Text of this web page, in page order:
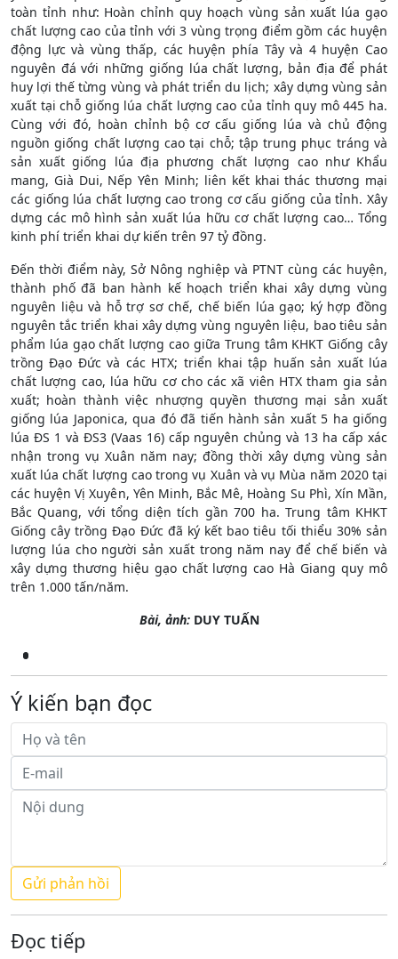
toàn tỉnh như: Hoàn chỉnh quy hoạch vùng sản xuất lúa gạo
chất lượng cao của tỉnh với 3 vùng trọng điểm gồm các huyện
động lực và vùng thấp, các huyện phía Tây và 4 huyện Cao
nguyên đá với những giống lúa chất lượng, bản địa để phát
huy lợi thế từng vùng và phát triển du lịch; xây dựng vùng sản
xuất tại chỗ giống lúa chất lượng cao của tỉnh quy mô 445 ha.
Cùng với đó, hoàn chỉnh bộ cơ cấu giống lúa và chủ động
nguồn giống chất lượng cao tại chỗ; tập trung phục tráng và
sản xuất giống lúa địa phương chất lượng cao như Khẩu
mang, Già Dui, Nếp Yên Minh; liên kết khai thác thương mại
các giống lúa chất lượng cao trong cơ cấu giống của tỉnh. Xây
dựng các mô hình sản xuất lúa hữu cơ chất lượng cao… Tổng
kinh phí triển khai dự kiến trên 97 tỷ đồng.
Đến thời điểm này, Sở Nông nghiệp và PTNT cùng các huyện,
thành phố đã ban hành kế hoạch triển khai xây dựng vùng
nguyên liệu và hỗ trợ sơ chế, chế biến lúa gạo; ký hợp đồng
nguyên tắc triển khai xây dựng vùng nguyên liệu, bao tiêu sản
phẩm lúa gạo chất lượng cao giữa Trung tâm KHKT Giống cây
trồng Đạo Đức và các HTX; triển khai tập huấn sản xuất lúa
chất lượng cao, lúa hữu cơ cho các xã viên HTX tham gia sản
xuất; hoàn thành việc nhượng quyền thương mại sản xuất
giống lúa Japonica, qua đó đã tiến hành sản xuất 5 ha giống
lúa ĐS 1 và ĐS3 (Vaas 16) cấp nguyên chủng và 13 ha cấp xác
nhận trong vụ Xuân năm nay; đồng thời xây dựng vùng sản
xuất lúa chất lượng cao trong vụ Xuân và vụ Mùa năm 2020 tại
các huyện Vị Xuyên, Yên Minh, Bắc Mê, Hoàng Su Phì, Xín Mần,
Bắc Quang, với tổng diện tích gần 700 ha. Trung tâm KHKT
Giống cây trồng Đạo Đức đã ký kết bao tiêu tối thiểu 30% sản
lượng lúa cho người sản xuất trong năm nay để chế biến và
xây dựng thương hiệu gạo chất lượng cao Hà Giang quy mô
trên 1.000 tấn/năm.
Bài, ảnh: DUY TUẤN
Ý kiến bạn đọc
Đọc tiếp